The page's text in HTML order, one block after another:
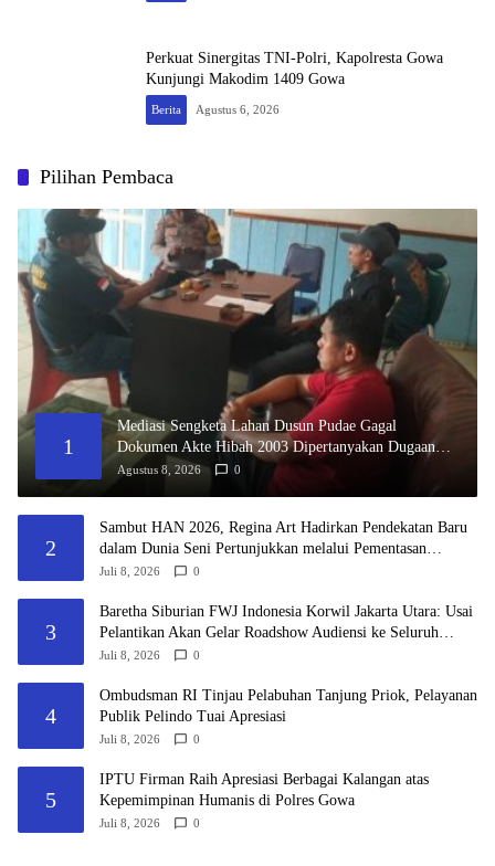
Perkuat Sinergitas TNI-Polri, Kapolresta Gowa
Kunjungi Makodim 1409 Gowa
Berita Agustus 6, 2026
Pilihan Pembaca
1
Mediasi Sengketa Lahan Dusun Pudae Gagal
Dokumen Akte Hibah 2003 Dipertanyakan Dugaan
Pemalsuan Mencuat
Agustus 8, 2026 0
2
Sambut HAN 2026, Regina Art Hadirkan Pendekatan Baru
dalam Dunia Seni Pertunjukkan melalui Pementasan
Fantasy Land
Juli 8, 2026 0
3
Baretha Siburian FWJ Indonesia Korwil Jakarta Utara: Usai
Pelantikan Akan Gelar Roadshow Audiensi ke Seluruh
Pemangku Kepentingan
Juli 8, 2026 0
4
Ombudsman RI Tinjau Pelabuhan Tanjung Priok, Pelayanan
Publik Pelindo Tuai Apresiasi
Juli 8, 2026 0
5
IPTU Firman Raih Apresiasi Berbagai Kalangan atas
Kepemimpinan Humanis di Polres Gowa
Juli 8, 2026 0